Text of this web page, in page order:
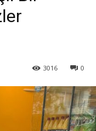
0
3016